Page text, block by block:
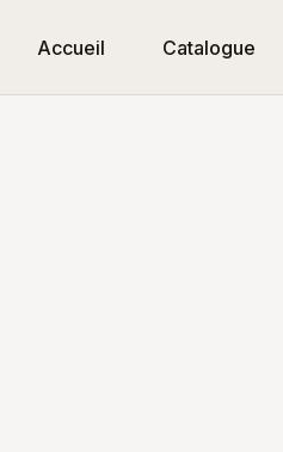
Accueil Catalogue